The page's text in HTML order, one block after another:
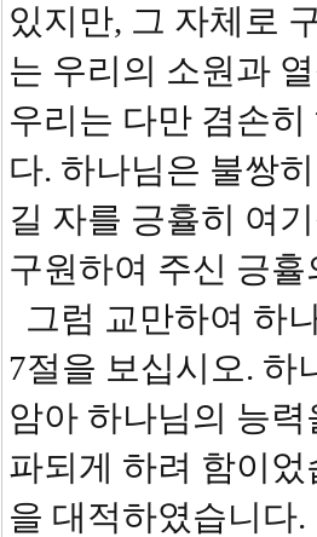
있지만, 그 자체로
는 우리의 소원과
우리는 다만 겸손
다. 하나님은 불쌍
길 자를 긍휼히 여
구원하여 주신 긍
그럼 교만하여 하
7절을 보십시오. 하
암아 하나님의 능
파되게 하려 함이
을 대적하였습니다